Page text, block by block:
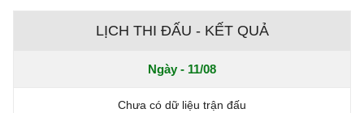
LỊCH THI ĐẤU - KẾT QUẢ
Ngày - 11/08
Chưa có dữ liệu trận đấu